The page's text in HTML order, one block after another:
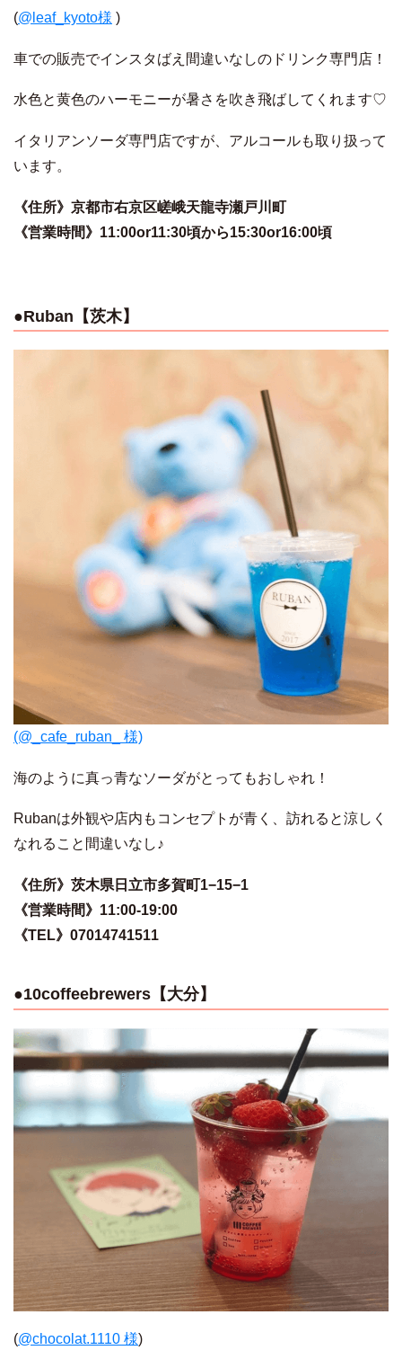
(@leaf_kyoto様 )
車での販売でインスタばえ間違いなしのドリンク専門店！
水色と黄色のハーモニーが暑さを吹き飛ばしてくれます♡
イタリアンソーダ専門店ですが、アルコールも取り扱って
います。
《住所》京都市右京区嵯峨天龍寺瀬戸川町
《営業時間》11:00or11:30頃から15:30or16:00頃
●Ruban【茨木】
(@ _cafe_ruban_ 様)
海のように真っ青なソーダがとってもおしゃれ！
Rubanは外観や店内もコンセプトが青く、訪れると涼しく
なれること間違いなし♪
《住所》茨木県日立市多賀町1−15−1
《営業時間》11:00-19:00
《TEL》07014741511
●10coffeebrewers【大分】
(@chocolat.1110 様)